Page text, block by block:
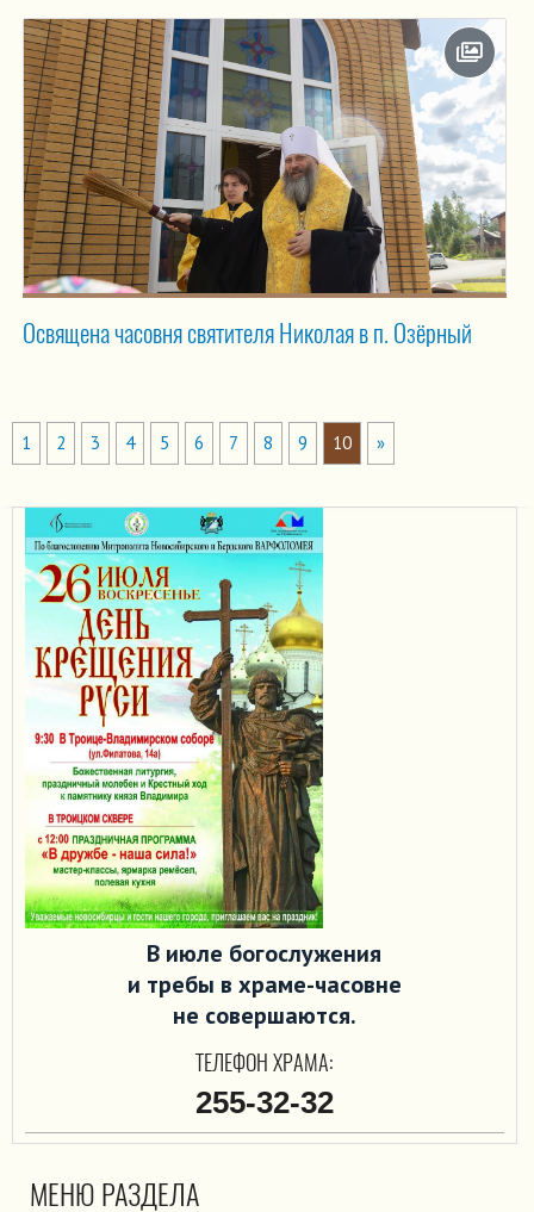
Освящена часовня святителя Николая в п. Озёрный
1 2 3 4 5 6 7 8 9 10 »
В июле богослужения
и требы в храме-часовне
не совершаются.
ТЕЛЕФОН ХРАМА:
255-32-32
МЕНЮ РАЗДЕЛА